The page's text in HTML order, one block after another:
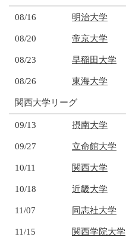
08/16 明治大学
08/20 帝京大学
08/23 早稲田大学
08/26 東海大学
関西大学リーグ
09/13 摂南大学
09/27 立命館大学
10/11 関西大学
10/18 近畿大学
11/07 同志社大学
11/15 関西学院大学